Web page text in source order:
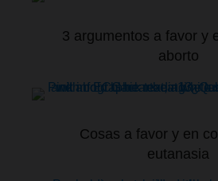
3 argumentos a favor y
aborto
Cosas a favor y en
eutanasia